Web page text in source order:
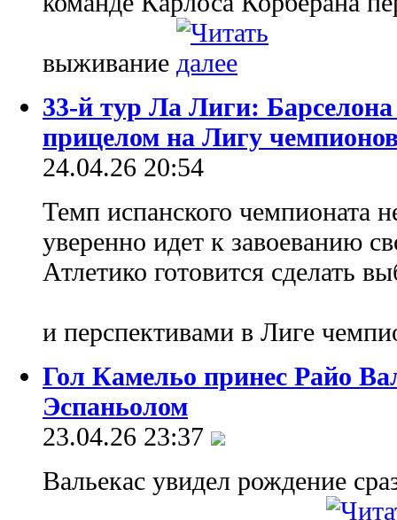
выживание
33-й тур Ла Лиги:
прицелом на Лигу
24.04.26 20:54
Темп испанского чемпионата
уверенно идет к завоеванию
Атлетико готовится сделать
и перспективами в Лиге
Гол Камельо принес Райо
Эспаньолом
23.04.26 23:37
Вальекас увидел рождение